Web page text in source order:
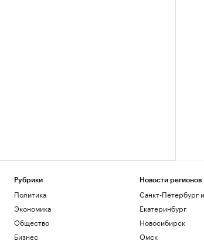
Рубрики
Политика
Экономика
Общество
Бизнес
Новости регионов
Санкт-Петербург
Екатеринбург
Новосибирск
Омск